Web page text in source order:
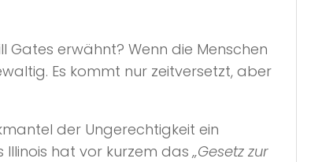
Gates erwähnt? Wenn die Menschen
Es kommt nur zeitversetzt, aber
der Ungerechtigkeit ein
Illinois hat vor kurzem das„Gesetz zur